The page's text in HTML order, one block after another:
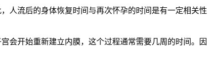
流后的身体恢复时间与再次怀孕的时间是有一定相关性
开始重新建立内膜，这个过程通常需要几周的时间。因